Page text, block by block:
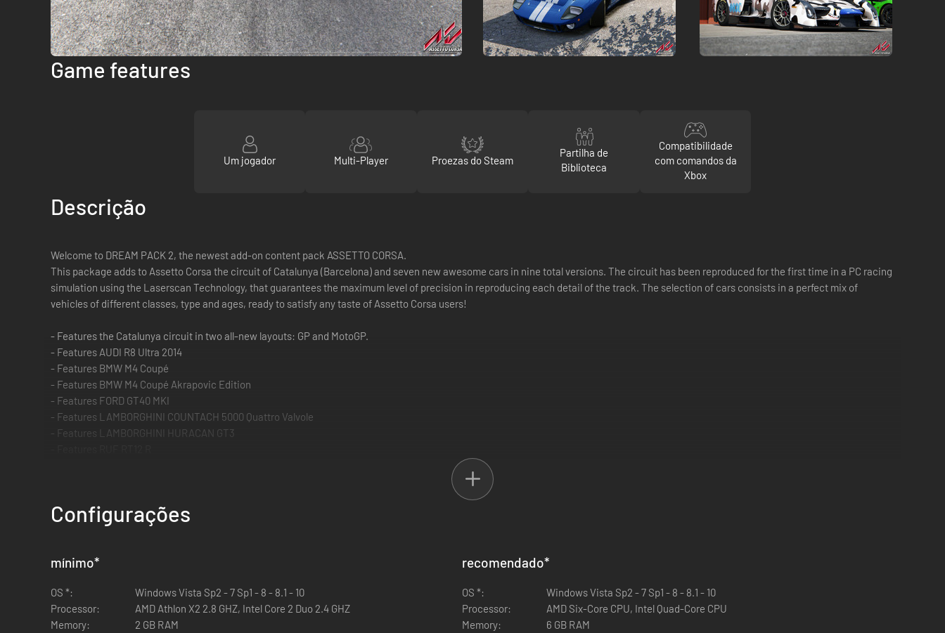
Game features
Um jogador Multi-Player Proezas do Steam
Partilha de
Biblioteca
Compatibilidade
com comandos da
Xbox
Descrição
Welcome to DREAM PACK 2, the newest add-on content pack ASSETTO CORSA.
This package adds to Assetto Corsa the circuit of Catalunya (Barcelona) and seven new awesome cars in nine total versions. The circuit has been reproduced for the first time in a PC racing
simulation using the Laserscan Technology, that guarantees the maximum level of precision in reproducing each detail of the track. The selection of cars consists in a perfect mix of
vehicles of different classes, type and ages, ready to satisfy any taste of Assetto Corsa users!
- Features the Catalunya circuit in two all-new layouts: GP and MotoGP.
- Features AUDI R8 Ultra 2014
- Features BMW M4 Coupé
- Features BMW M4 Coupé Akrapovic Edition
- Features FORD GT40 MKI
- Features LAMBORGHINI COUNTACH 5000 Quattro Valvole
- Features LAMBORGHINI HURACAN GT3
The Circuit of Catalunya
The Circuit de Barcelona-Catalunya is a motorsport race track in Montmeló, Barcelona, Catalonia, Spain. With long straights and a variety of corners, the Circuit de Barcelona-Catalunya is
Length: 4655 mt
The cars
Configurações
mínimo*
OS *:
Windows Vista Sp2 - 7 Sp1 - 8 - 8.1 - 10
Processor:
AMD Athlon X2 2.8 GHZ, Intel Core 2 Duo 2.4 GHZ
Memory:
2 GB RAM
recomendado*
OS *:
Windows Vista Sp2 - 7 Sp1 - 8 - 8.1 - 10
Processor:
AMD Six-Core CPU, Intel Quad-Core CPU
Memory:
6 GB RAM